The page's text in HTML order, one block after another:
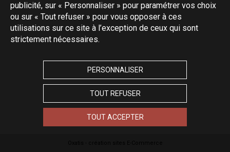
publicité, sur « Personnaliser » pour paramétrer vos choix
ou sur « Tout refuser » pour vous opposer à ces
utilisations sur ce site à l’exception de ceux qui sont
strictement nécessaires.
PERSONNALISER
TOUT REFUSER
TOUT ACCEPTER